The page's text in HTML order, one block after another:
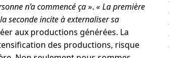
n’a commencé ça ». « La première
seconde incite à externaliser sa
aux productions générées. La
des productions, risque